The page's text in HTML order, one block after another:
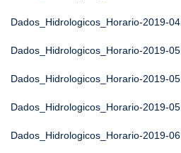
Dados_Hidrologicos_Horario-2019-04
Dados_Hidrologicos_Horario-2019-05
Dados_Hidrologicos_Horario-2019-05
Dados_Hidrologicos_Horario-2019-05
Dados_Hidrologicos_Horario-2019-06